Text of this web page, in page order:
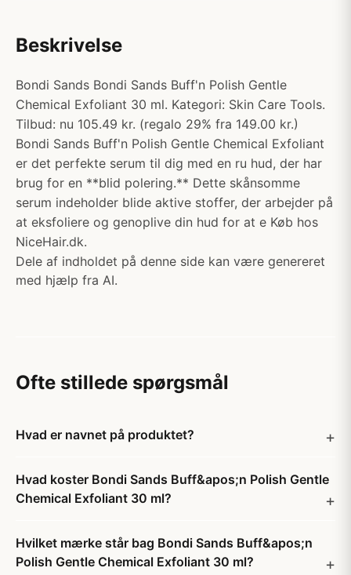
Beskrivelse
Bondi Sands Bondi Sands Buff'n Polish Gentle
Chemical Exfoliant 30 ml. Kategori: Skin Care Tools.
Tilbud: nu 105.49 kr. (regalo 29% fra 149.00 kr.)
Bondi Sands Buff'n Polish Gentle Chemical Exfoliant
er det perfekte serum til dig med en ru hud, der har
brug for en **blid polering.** Dette skånsomme
serum indeholder blide aktive stoffer, der arbejder på
at eksfoliere og genoplive din hud for at e Køb hos
NiceHair.dk.
Dele af indholdet på denne side kan være genereret
med hjælp fra AI.
Ofte stillede spørgsmål
Hvad er navnet på produktet?
Hvad koster Bondi Sands Buff&apos;n Polish Gentle
Chemical Exfoliant 30 ml?
Hvilket mærke står bag Bondi Sands Buff&apos;n
Polish Gentle Chemical Exfoliant 30 ml?